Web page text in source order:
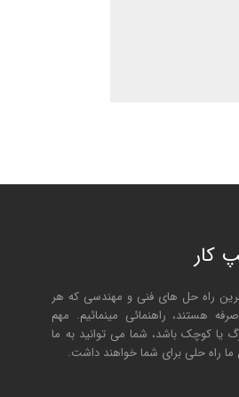
کار
راه حل های فنی و مهندسی که هر
هستند، راهنمائی مینمائیم. مهم
یا کوچک باشد، شما می توانید به ما
راه حلی برای شما خواهند داشت.